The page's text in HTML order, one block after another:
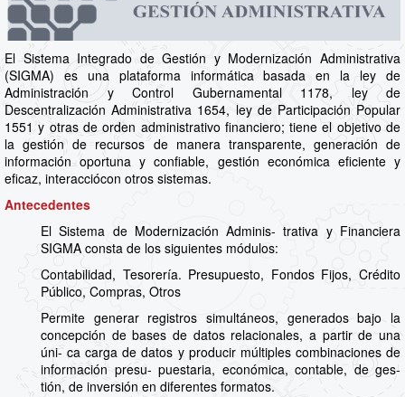
El Sistema Integrado de Gestión y Modernización Administrativa
(SIGMA) es una plataforma informática basada en la ley de
Administración y Control Gubernamental 1178, ley de
Descentralización Administrativa 1654, ley de Participación Popular
1551 y otras de orden administrativo financiero; tiene el objetivo de
la gestión de recursos de manera transparente, generación de
información oportuna y confiable, gestión económica eficiente y
eficaz, interacciócon otros sistemas.
Antecedentes
El Sistema de Modernización Adminis- trativa y Financiera
SIGMA consta de los siguientes módulos:
Contabilidad, Tesorería. Presupuesto, Fondos Fijos, Crédito
Público, Compras, Otros
Permite generar registros simultáneos, generados bajo la
concepción de bases de datos relacionales, a partir de una
úni- ca carga de datos y producir múltiples combinaciones de
información presu- puestaria, económica, contable, de ges-
tión, de inversión en diferentes formatos.